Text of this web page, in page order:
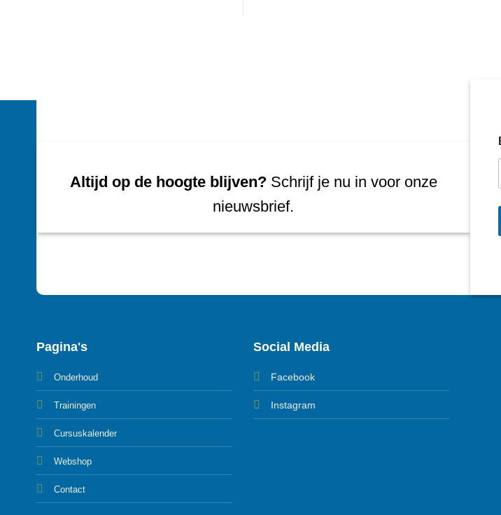
Altijd op de hoogte blijven?Schrijf je nu in voor onze
nieuwsbrief.
Pagina's
Onderhoud
Trainingen
Cursuskalender
Webshop
Contact
Social Media
Facebook
Instagram